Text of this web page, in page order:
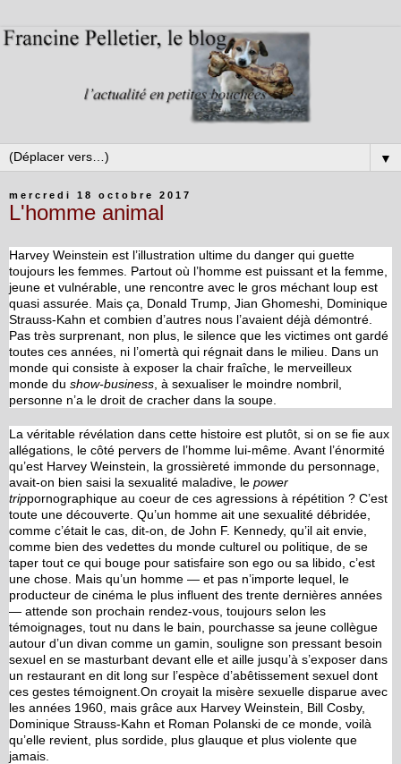
▼
mercredi 18 octobre 2017
L'homme animal
Harvey Weinstein est l’illustration ultime du danger qui guette
toujours les femmes. Partout où l’homme est puissant et la femme,
jeune et vulnérable, une rencontre avec le gros méchant loup est
quasi assurée. Mais ça, Donald Trump, Jian Ghomeshi, Dominique
Strauss-Kahn et combien d’autres nous l’avaient déjà démontré.
Pas très surprenant, non plus, le silence que les victimes ont gardé
toutes ces années, ni l’omertà qui régnait dans le milieu. Dans un
monde qui consiste à exposer la chair fraîche, le merveilleux
monde du show-business , à sexualiser le moindre nombril,
personne n’a le droit de cracher dans la soupe.
La véritable révélation dans cette histoire est plutôt, si on se fie aux
allégations, le côté pervers de l’homme lui-même. Avant l’énormité
qu’est Harvey Weinstein, la grossièreté immonde du personnage,
avait-on bien saisi la sexualité maladive, le power
trippornographique au coeur de ces agressions à répétition ? C’est
toute une découverte. Qu’un homme ait une sexualité débridée,
comme c’était le cas, dit-on, de John F. Kennedy, qu’il ait envie,
comme bien des vedettes du monde culturel ou politique, de se
taper tout ce qui bouge pour satisfaire son ego ou sa libido, c’est
une chose. Mais qu’un homme — et pas n’importe lequel, le
producteur de cinéma le plus influent des trente dernières années
— attende son prochain rendez-vous, toujours selon les
témoignages, tout nu dans le bain, pourchasse sa jeune collègue
autour d’un divan comme un gamin, souligne son pressant besoin
sexuel en se masturbant devant elle et aille jusqu’à s’exposer dans
un restaurant en dit long sur l’espèce d’abêtissement sexuel dont
ces gestes témoignent.On croyait la misère sexuelle disparue avec
les années 1960, mais grâce aux Harvey Weinstein, Bill Cosby,
Dominique Strauss-Kahn et Roman Polanski de ce monde, voilà
qu’elle revient, plus sordide, plus glauque et plus violente que
jamais.